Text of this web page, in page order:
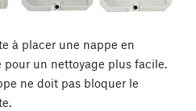
à placer une nappe en
un nettoyage plus facile.
ne doit pas bloquer le